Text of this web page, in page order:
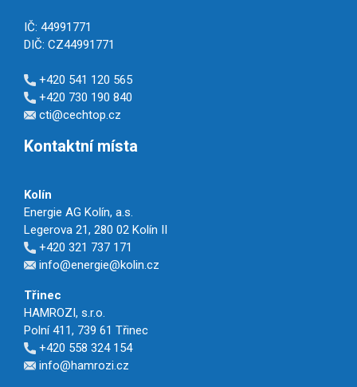
IČ: 44991771
DIČ: CZ44991771
+420 541 120 565
+420 730 190 840
cti@cechtop.cz
Kontaktní místa
Kolín
Energie AG Kolín, a.s.
Legerova 21, 280 02 Kolín II
+420 321 737 171
info@energie@kolin.cz
Třinec
HAMROZI, s.r.o.
Polní 411, 739 61 Třinec
+420 558 324 154
info@hamrozi.cz